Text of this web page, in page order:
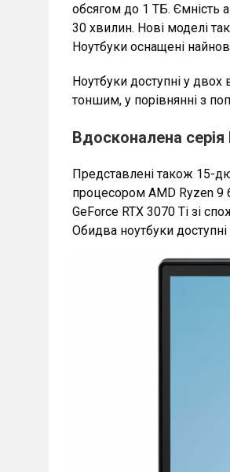
обсягом до 1 ТБ. Ємність
30 хвилин. Нові моделі
Ноутбуки оснащені
Ноутбуки доступні у двох
тоншим, у порівнянні з
Вдосконалена
Представлені також 15-
процесором AMD Ryzen 9
GeForce RTX 3070 Ti зі
Обидва ноутбуки доступні